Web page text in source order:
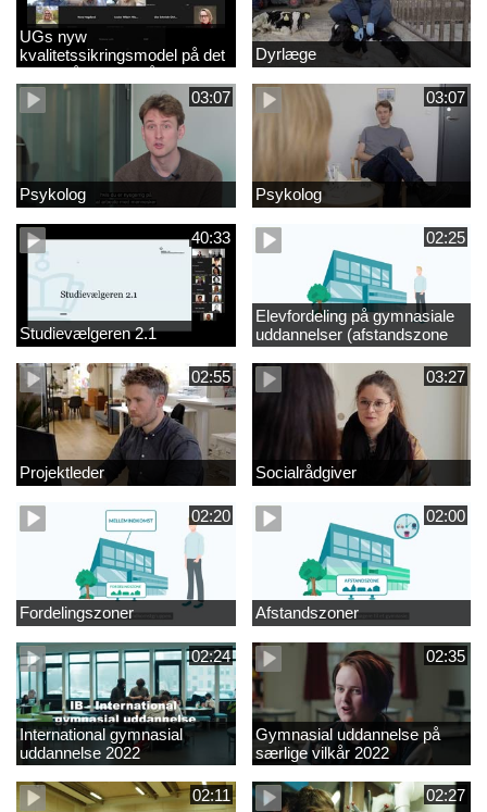
UGs nyw
kvalitetssikringsmodel på det
videregående område
Dyrlæge
03:07
Psykolog
03:07
Psykolog
40:33
Studievælgeren 2.1
02:25
Elevfordeling på gymnasiale
uddannelser (afstandszone
redigeret)
02:55
Projektleder
03:27
Socialrådgiver
02:20
Fordelingszoner
02:00
Afstandszoner
02:24
International gymnasial
uddannelse 2022
02:35
Gymnasial uddannelse på
særlige vilkår 2022
02:11 02:27